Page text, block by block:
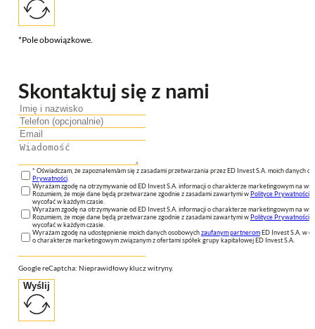
*Pole obowiązkowe.
Skontaktuj się z nami
* Oświadczam, że zapoznałem/am się z zasadami przetwarzania przez ED Invest S.A. moich danych
Prywatności.
Wyrażam zgodę na otrzymywanie od ED Invest S.A. informacji o charakterze marketingowym na
Rozumiem, że moje dane będą przetwarzane zgodnie z zasadami zawartymi wPolityce Prywatności
wycofać w każdym czasie.
Wyrażam zgodę na otrzymywanie od ED Invest S.A. informacji o charakterze marketingowym na
Rozumiem, że moje dane będą przetwarzane zgodnie z zasadami zawartymi wPolityce Prywatności
wycofać w każdym czasie.
Wyrażam zgodę na udostępnienie moich danych osobowychzaufanym partneromED Invest S.A. w
o charakterze marketingowym związanym z ofertami spółek grupy kapitałowej ED Invest S.A.
Google reCaptcha: Nieprawidłowy klucz witryny.
Wyślij